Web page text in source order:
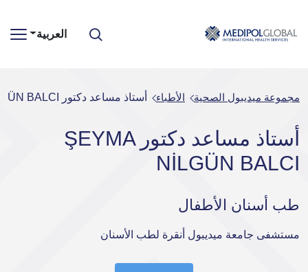
العربية
مجموعة ميديبول الصحية الأطباء أستاذ مساعد دكتور ŞEYMA NİLGÜN BALCI
أستاذ مساعد دكتور ŞEYMA
NİLGÜN BALCI
طب أسنان الأطفال
مستشفى جامعة ميديبول أنقرة لطب الأسنان